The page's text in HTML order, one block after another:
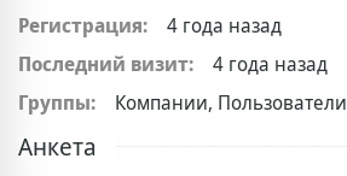
Регистрация:
4 года назад
Последний визит:
4 года назад
Группы:
Компании, Пользователи
Анкета